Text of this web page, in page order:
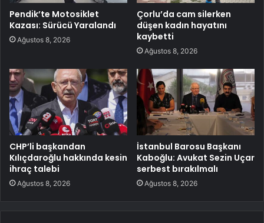
Pendik’te Motosiklet
Kazası: Sürücü Yaralandı
Ağustos 8, 2026
Çorlu’da cam silerken
düşen kadın hayatını
kaybetti
Ağustos 8, 2026
CHP’li başkandan
Kılıçdaroğlu hakkında kesin
ihraç talebi
Ağustos 8, 2026
İstanbul Barosu Başkanı
Kaboğlu: Avukat Sezin Uçar
serbest bırakılmalı
Ağustos 8, 2026